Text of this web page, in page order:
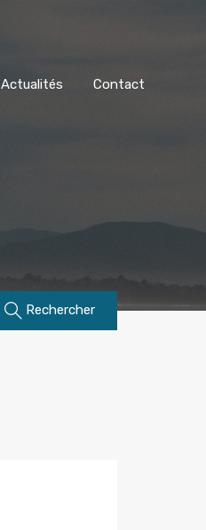
Actualités Contact
Rechercher